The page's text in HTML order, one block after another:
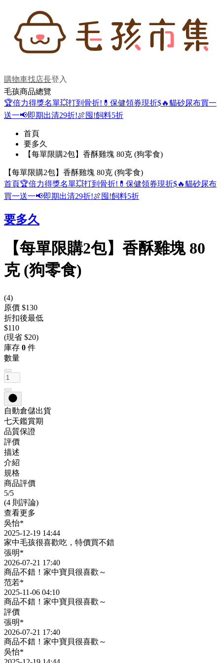
購物車找店長登入
毛孩商品總覽
🏆倍力得獎名單💥打到骨折! 💊保健領券現折$🔥貓砂尿布買一
送一📢即期出清29折!🍖囤!飼料5折
首頁
要多久
【每單限購2包】香酥雞塊 80克 (狗零食)
【每單限購2包】香酥雞塊 80克 (狗零食)
首頁🏆倍力得獎名單💥打到骨折! 💊保健領券現折$🔥貓砂尿布
買一送一📢即期出清29折!🍖囤!飼料5折
要多久
【每單限購2包】香酥雞塊 80
克 (狗零食)
(4)
原價 $130
折扣後最低
$110
(現省 $20)
庫存 0 件
數量
自動倉儲出貨
七天鑑賞期
品質保證
評價
描述
介紹
規格
商品評價
5/5
(4 則評論)
查看更多
吳怡*
2025-12-19 14:44
家中毛孩很喜歡吃，特價買不錯
張明*
2026-07-21 17:40
商品不錯！家中寶貝很喜歡～
范若*
2025-11-06 04:10
商品不錯！家中寶貝很喜歡～
評價
張明*
2026-07-21 17:40
商品不錯！家中寶貝很喜歡～
吳怡*